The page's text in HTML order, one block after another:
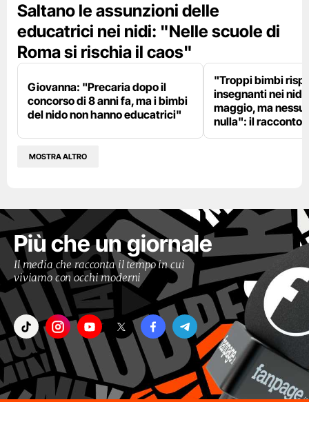
Saltano le assunzioni delle
educatrici nei nidi: "Nelle scuole di
Roma si rischia il caos"
Giovanna: "Precaria dopo il
concorso di 8 anni fa, ma i bimbi
del nido non hanno educatrici"
"Troppi bimbi
insegnanti nei
maggio, ma
nulla": il racconto
MOSTRA ALTRO
Più che un giornale
Il media che racconta il tempo in cui
viviamo con occhi moderni